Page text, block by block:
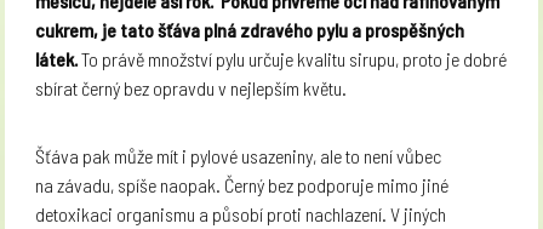
cukrem, je tato šťáva plná zdravého pylu a prospěšných
látek.To právě množství pylu určuje kvalitu sirupu, proto je dobré
sbírat černý bez opravdu v nejlepším květu.
Šťáva pak může mít i pylové usazeniny, ale to není vůbec
na závadu, spíše naopak. Černý bez podporuje mimo jiné
detoxikaci organismu a působí proti nachlazení. V jiných